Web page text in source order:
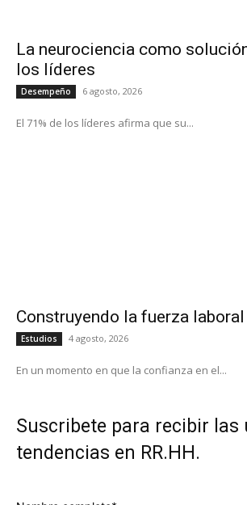
La neurociencia como
los líderes
Desempeño 6 agosto, 2026
El 71% de los líderes afirma que su...
Construyendo la fuerza
Estudios 4 agosto, 2026
En un momento en que la confianza en el...
Suscribete para recibir las
tendencias en RR.HH.